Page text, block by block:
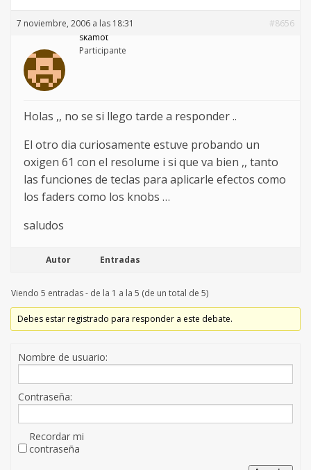
7 noviembre, 2006 a las 18:31
#8656
skamot
Participante
Holas ,, no se si llego tarde a responder ..
El otro dia curiosamente estuve probando un
oxigen 61 con el resolume i si que va bien ,, tanto
las funciones de teclas para aplicarle efectos como
los faders como los knobs …
saludos
Autor Entradas
Viendo 5 entradas - de la 1 a la 5 (de un total de 5)
Debes estar registrado para responder a este debate.
Nombre de usuario:
Contraseña:
Recordar mi
contraseña